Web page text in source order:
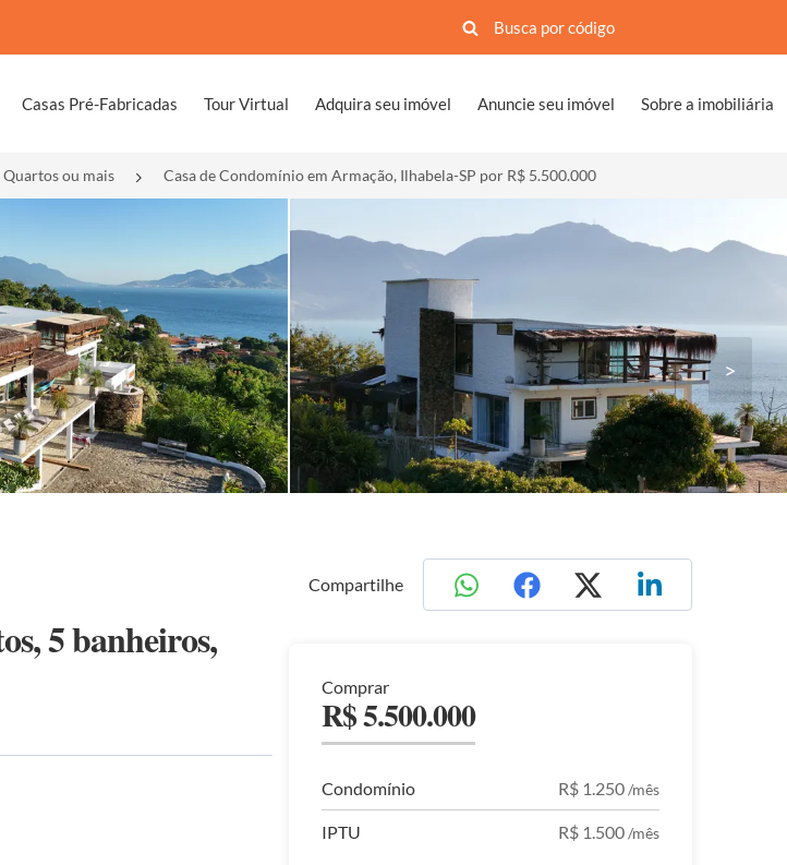
Casas Pré-Fabricadas Tour Virtual Adquira seu imóvel Anuncie seu imóvel Sobre a imobiliária
Quartos ou mais Casa de Condomínio em Armação, Ilhabela-SP por R$ 5.500.000
>
5 banheiros,
Compartilhe
Comprar
R$ 5.500.000
Condomínio R$ 1.250/mês
IPTU R$ 1.500/mês